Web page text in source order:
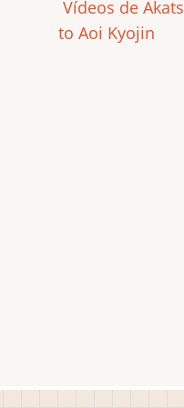
Vídeos de
to Aoi Kyojin